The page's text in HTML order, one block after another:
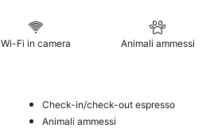
Wi-Fi in camera Animali ammessi
Check-in/check-out espresso
Animali ammessi